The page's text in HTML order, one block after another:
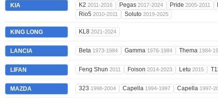
KIA K2 2011-2016 Pegas 2017-2024 Pride 2005-2011
Rio5 2010-2011 Soluto 2019-2025
KING LONG KL8 2021-2024
LANCIA Beta 1973-1984 Gamma 1976-1984 Thema 1984-
LIFAN Feng Shun 2011 Foison 2014-2023 Letu 2015
MAZDA 323 1998-2004 Capella 1994-1997 Capella 1997-